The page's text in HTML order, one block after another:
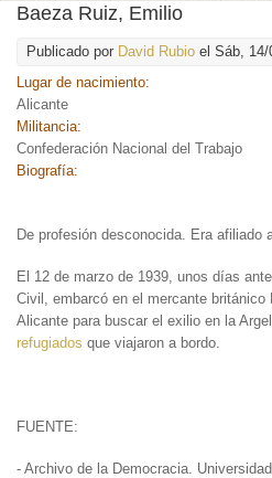
Baeza Ruiz, Emilio
Publicado por David Rubio el Sáb, 14/
Lugar de nacimiento:
Alicante
Militancia:
Confederación Nacional del Trabajo
Biografía:
De profesión desconocida. Era afiliado
El 12 de marzo de 1939, unos días
Civil, embarcó en el mercante británico
Alicante para buscar el exilio en la
refugiados que viajaron a bordo.
FUENTE:
- Archivo de la Democracia.